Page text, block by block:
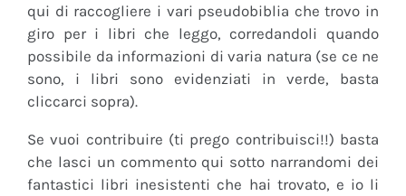
qui di raccogliere i vari pseudobiblia che trovo in
giro per i libri che leggo, corredandoli quando
possibile da informazioni di varia natura (se ce ne
sono, i libri sono evidenziati in verde, basta
cliccarci sopra).
Se vuoi contribuire (ti prego contribuisci!!) basta
che lasci un commento qui sotto narrandomi dei
fantastici libri inesistenti che hai trovato, e io li